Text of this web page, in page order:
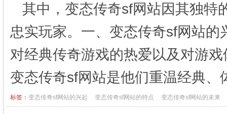
其中，变态传奇sf网站因其独特
忠实玩家。一、变态传奇sf网站
对经典传奇游戏的热爱以及对游
变态传奇sf网站是他们重温经典
标签： 变态传奇sf网站的兴起 变态传奇sf网站的特点 变态传奇sf网站的未来